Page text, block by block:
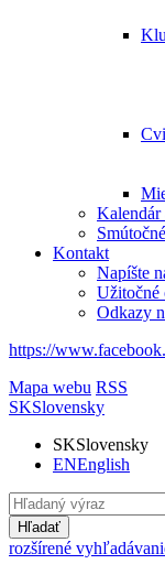
Kalendár
Kontakt
Napíšte
Užitočné
Odkazy
https://
Mapa webu RSS
SKSlovensky
SKSlovensky
ENEnglish
Hľadať
rozšírené